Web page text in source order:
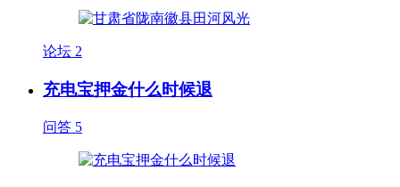
论坛 2
充电宝押金什么时候退
问答 5